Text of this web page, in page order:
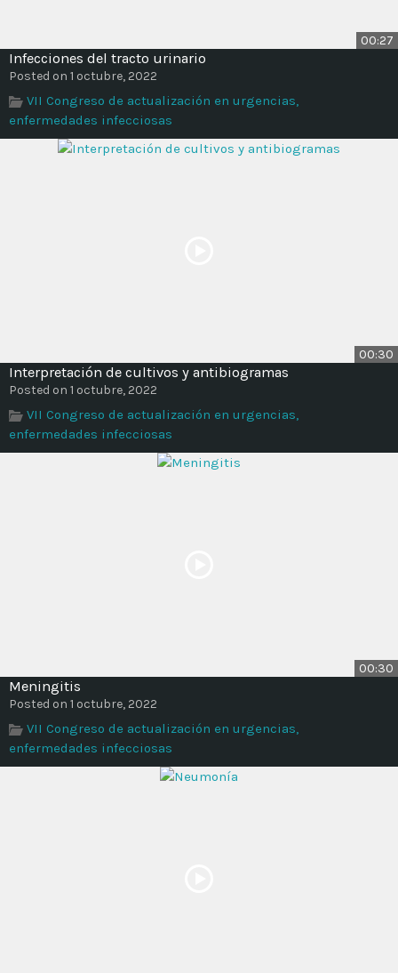
00:27
Infecciones del tracto urinario
Posted on 1 octubre, 2022
VII Congreso de actualización en urgencias,
enfermedades infecciosas
00:30
Interpretación de cultivos y antibiogramas
Posted on 1 octubre, 2022
VII Congreso de actualización en urgencias,
enfermedades infecciosas
00:30
Meningitis
Posted on 1 octubre, 2022
VII Congreso de actualización en urgencias,
enfermedades infecciosas